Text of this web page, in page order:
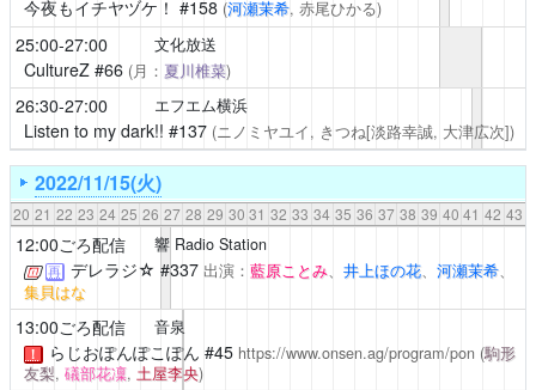
今夜もイチヤヅケ！ #158 (河瀬茉希, 赤尾ひかる)
25:00-27:00 文化放送
CultureZ#66 (月： 夏川椎菜)
26:30-27:00 エフエム横浜
Listen to my dark!! #137 (ニノミヤユイ, きつね[淡路幸誠, 大津広次])
2022/11/15(火)
20 21 22 23 24 25 26 27 28 29 30 31 32 33 34 35 36 37 38 39 40 41 42 43
12:00ごろ配信 響 Radio Station
再 デレラジ☆ #337 出演： 藍原ことみ、 井上ほの花、 河瀬茉希、
集貝はな
13:00ごろ配信 音泉
！ らじおぽんぽこぽん #45 https://www.onsen.ag/program/pon (駒形
友梨, 礒部花凜, 土屋李央)